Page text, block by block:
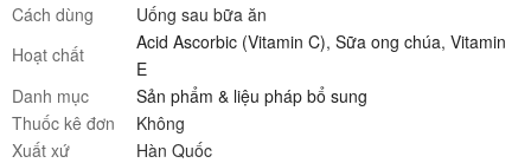
Cách dùng
Uống sau bữa ăn
Hoạt chất
Acid Ascorbic (Vitamin C), Sữa ong chúa, Vitamin
E
Danh mục
Sản phẩm & liệu pháp bổ sung
Thuốc kê đơn
Không
Xuất xứ
Hàn Quốc